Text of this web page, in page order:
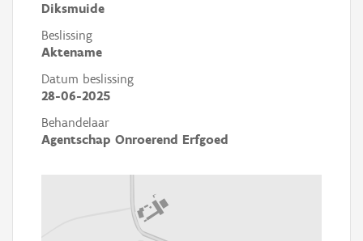
Diksmuide
Beslissing
Aktename
Datum beslissing
28-06-2025
Behandelaar
Agentschap Onroerend Erfgoed